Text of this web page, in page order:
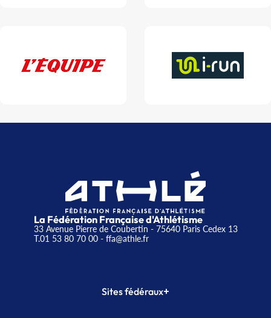
La Fédération Française d'Athlétisme
33 Avenue Pierre de Coubertin - 75640 Paris Cedex 13
T.01 53 80 70 00- ffa@athle.fr
Sites fédéraux+